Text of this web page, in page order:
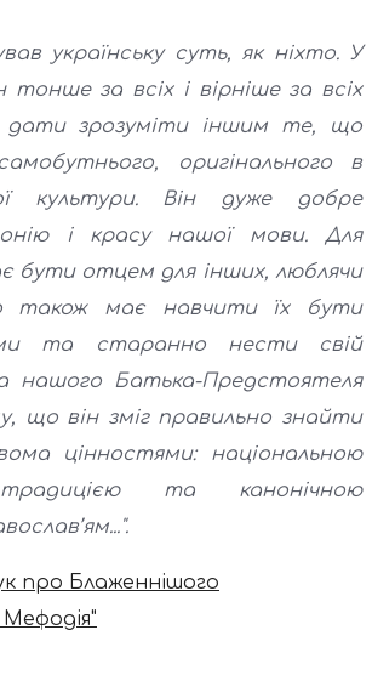
українську суть, як ніхто. У
за всіх і вірніше за всіх
дати зрозуміти іншим те, що
оригінального в
культури. Він дуже добре
і красу нашої мови. Для
бути отцем для інших, люблячи
також має навчити їх бути
та старанно нести свій
нашого Батька-Предстоятеля
що він зміг правильно знайти
цінностями: національною
та канонічною
про Блаженнішого